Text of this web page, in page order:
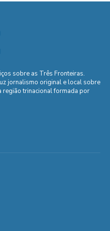
sobre as Três Fronteiras.
jornalismo original e local sobre
região trinacional formada por